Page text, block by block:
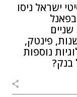
ישראל ניסו
פינטק,
נוספות
בנק?